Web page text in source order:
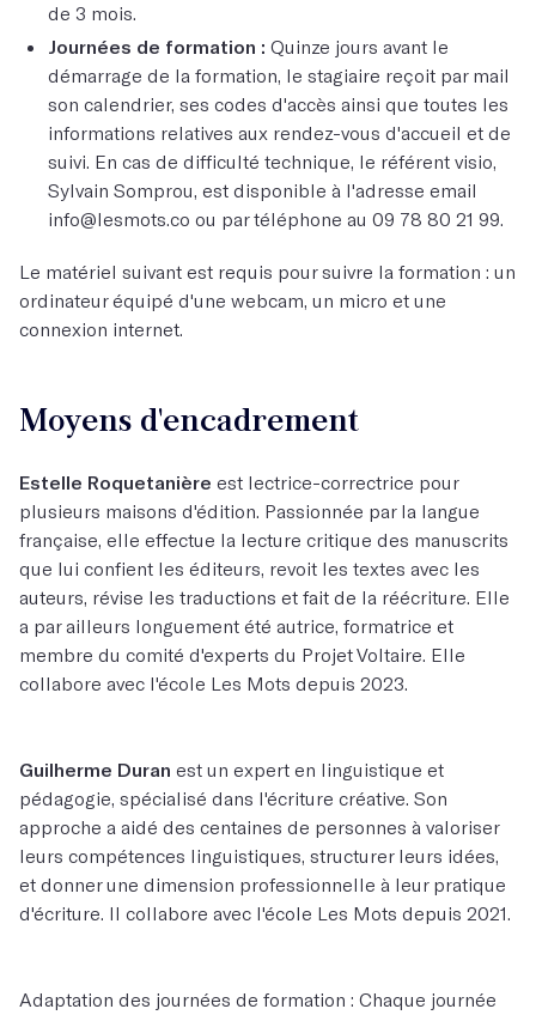
de 3 mois.
Journées de formation : Quinze jours avant le
démarrage de la formation, le stagiaire reçoit par mail
son calendrier, ses codes d'accès ainsi que toutes les
informations relatives aux rendez-vous d'accueil et de
suivi. En cas de difficulté technique, le référent visio,
Sylvain Somprou, est disponible à l'adresse email
info@lesmots.co ou par téléphone au 09 78 80 21 99.
Le matériel suivant est requis pour suivre la formation : un
ordinateur équipé d'une webcam, un micro et une
connexion internet.
Moyens d'encadrement
Estelle Roquetanière est lectrice-correctrice pour
plusieurs maisons d'édition. Passionnée par la langue
française, elle effectue la lecture critique des manuscrits
que lui confient les éditeurs, revoit les textes avec les
auteurs, révise les traductions et fait de la réécriture. Elle
a par ailleurs longuement été autrice, formatrice et
membre du comité d'experts du Projet Voltaire. Elle
collabore avec l'école Les Mots depuis 2023.
Guilherme Duran est un expert en linguistique et
pédagogie, spécialisé dans l'écriture créative. Son
approche a aidé des centaines de personnes à valoriser
leurs compétences linguistiques, structurer leurs idées,
et donner une dimension professionnelle à leur pratique
d'écriture. Il collabore avec l'école Les Mots depuis 2021.
Adaptation des journées de formation : Chaque journée